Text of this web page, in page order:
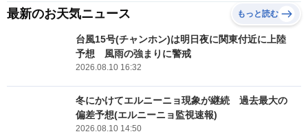
最新のお天気ニュース もっと読む
台風15号(チャンホン)は明日夜に関東付近に上陸
予想 風雨の強まりに警戒
2026.08.10 16:32
冬にかけてエルニーニョ現象が継続 過去最大の
偏差予想(エルニーニョ監視速報)
2026.08.10 14:50